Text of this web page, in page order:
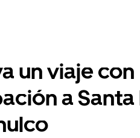
un viaje con
a Santa